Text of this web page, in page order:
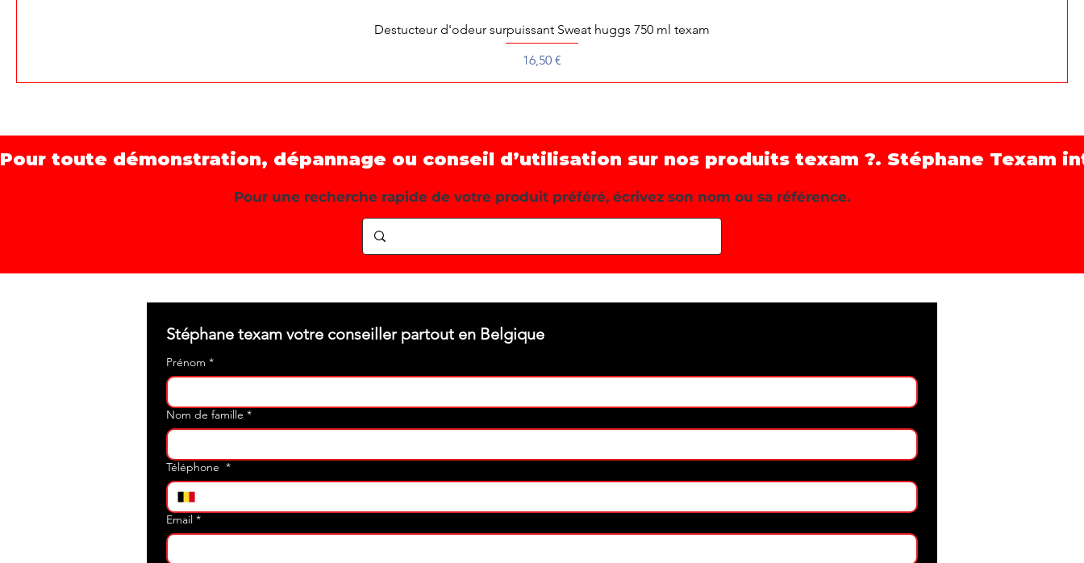
Aperçu rapide
Destucteur d'odeur surpuissant Sweat huggs 750 ml texam
Prix
16,50 €
Pour toute démonstration, dépannage ou conseil d’utilisation sur nos produits texam ?. Stéphane Texam
Pour une recherche rapide de votre produit préféré, écrivez son nom ou sa référence.
Prénom *
Nom de famille *
Téléphone *
Email *